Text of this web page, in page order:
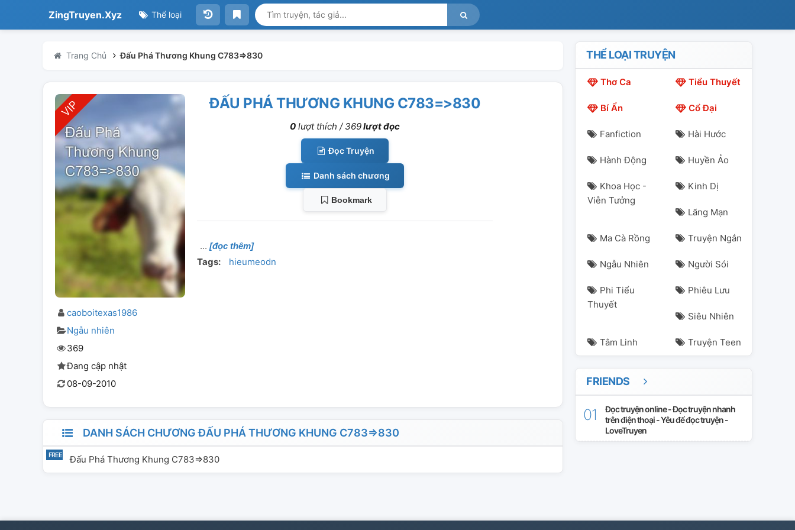
ZingTruyen.Xyz Thể loại
Trang Chủ Đấu Phá Thương Khung C783=>830
caoboitexas1986
Ngẫu nhiên
369
Đang cập nhật
08-09-2010
ĐẤU PHÁ THƯƠNG KHUNG C783=>830
0 lượt thích / 369lượt đọc
Đọc Truyện
Danh sách chương
Bookmark
[đọc thêm]
Tags: hieumeodn
DANH SÁCH CHƯƠNG ĐẤU PHÁ THƯƠNG KHUNG C783=>830
Đấu Phá Thương Khung C783=>830
THỂ LOẠI TRUYỆN
Thơ Ca Tiểu Thuyết
Bí Ẩn Cổ Đại
Fanfiction Hài Hước
Hành Động Huyền Ảo
Khoa Học -
Viễn Tưởng
Kinh Dị
Lãng Mạn
Ma Cà Rồng Truyện Ngắn
Ngẫu Nhiên Người Sói
Phi Tiểu
Thuyết
Phiêu Lưu
Siêu Nhiên
Tâm Linh Truyện Teen
FRIENDS
Đọc truyện online - Đọc truyện nhanh
trên điện thoại - Yêu để đọc truyện -
LoveTruyen